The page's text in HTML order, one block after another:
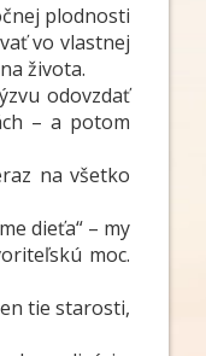
plodnosti
vo vlastnej
života.
odovzdať
– a potom
na všetko
dieťa“ – my
moc.
tie starosti,